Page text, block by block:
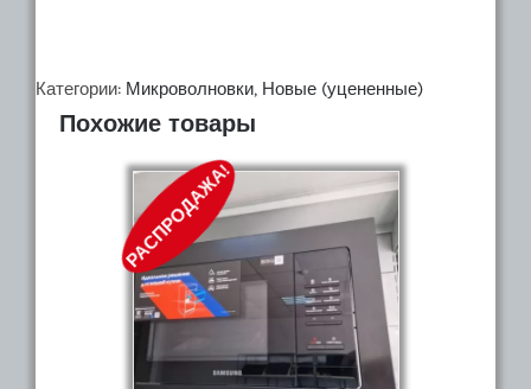
Eigen
MW23-
Категории: Микроволновки, Новые (уцененные)
Похожие товары
РАСПРОДАЖА!